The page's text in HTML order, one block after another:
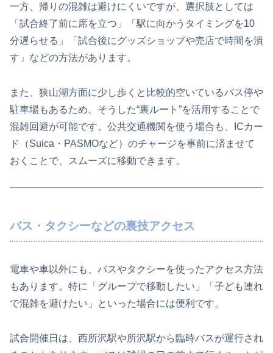
一方、帰りの混雑は避けにくいですが、選択肢としては
「試合終了前に席を立つ」「駅に向かうタイミングを10
分遅らせる」「試合後にグッズショップや売店で時間を潰
す」などの方法があります。
また、狭山湖方面に少し歩くと比較的空いているバス停や
駐車場もあるため、そうした“裏ルート”を活用することで
混雑回避が可能です。公共交通機関を使う場合も、ICカー
ド（Suica・PASMOなど）のチャージを事前に済ませて
おくことで、スムーズに移動できます。
バス・タクシーなどの裏技アクセス
電車や車以外にも、バスやタクシーを使ったアクセス方法
もあります。特に「グループで移動したい」「子ども連れ
で混雑を避けたい」といった場合には便利です。
試合開催日は、西所沢駅や所沢駅から臨時バスが運行され